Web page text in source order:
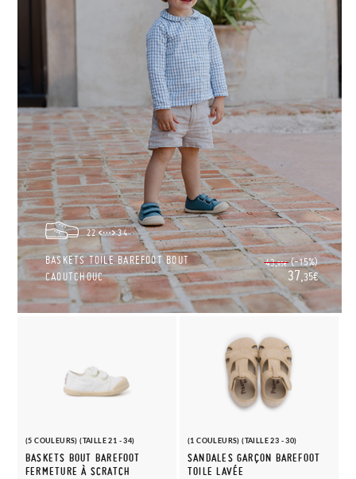
22 34
BASKETS TOILE BAREFOOT BOUT
CAOUTCHOUC
43,95€ (-15%)
37, 35€
(5 COULEURS) (TAILLE 21 - 34)
BASKETS BOUT BAREFOOT
FERMETURE À SCRATCH
(1 COULEURS) (TAILLE 23 - 30)
SANDALES GARÇON BAREFOOT
TOILE LAVÉE